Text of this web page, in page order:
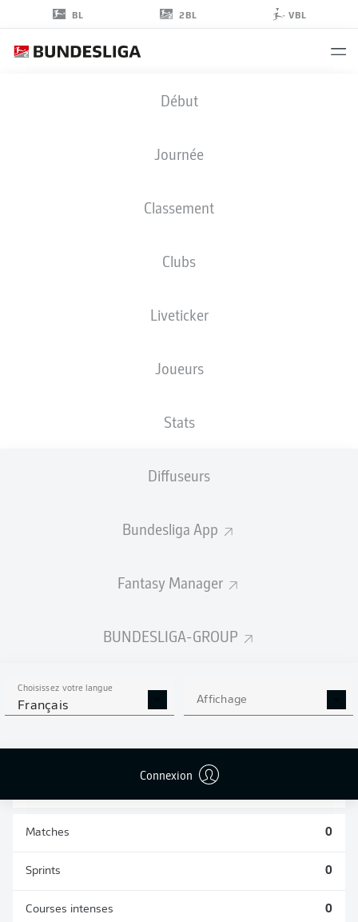
BL 2BL VBL
Début
Journée
Classement
Clubs
Liveticker
Joueurs
Stats
Diffuseurs
Bundesliga App
Fantasy Manager
BUNDESLIGA-GROUP
Choisissez votre langue
Français Affichage
Connexion
STATS DE LA SAISON
2026/2027
TIRS ARRÊTÉS
0
Matches 0
Sprints 0
Courses intenses 0